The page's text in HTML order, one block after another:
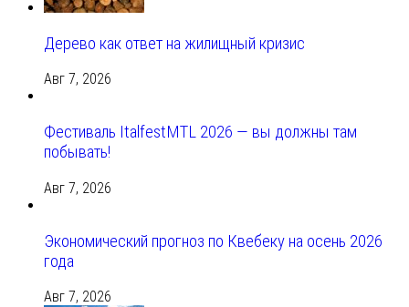
Дерево как ответ на жилищный кризис
Авг 7, 2026
Фестиваль ItalfestMTL 2026 — вы должны там
побывать!
Авг 7, 2026
Экономический прогноз по Квебеку на осень 2026
года
Авг 7, 2026